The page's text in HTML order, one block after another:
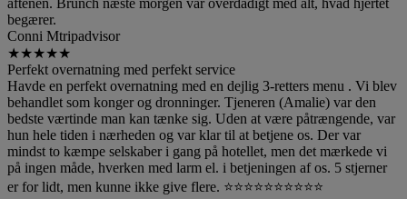
begærer.
Conni Mtripadvisor
★★★★★
Perfekt overnatning med perfekt service
Havde en perfekt overnatning med en dejlig 3-retters menu . Vi blev
behandlet som konger og dronninger. Tjeneren (Amalie) var den
bedste værtinde man kan tænke sig. Uden at være påtrængende, var
hun hele tiden i nærheden og var klar til at betjene os. Der var
mindst to kæmpe selskaber i gang på hotellet, men det mærkede vi
på ingen måde, hverken med larm el. i betjeningen af os. 5 stjerner
er for lidt, men kunne ikke give flere. ⭐️⭐️⭐️⭐️⭐️⭐️⭐️⭐️⭐️⭐️